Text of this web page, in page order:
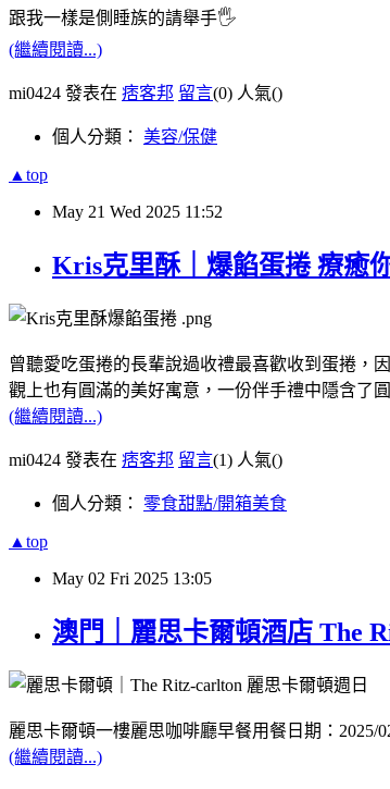
跟我一樣是側睡族的請舉手🖐
(繼續閱讀...)
mi0424 發表在 痞客邦 留言(0) 人氣()
個人分類： 美容/保健
▲top
May 21 Wed 2025 11:52
Kris克里酥｜爆餡蛋捲 療癒
曾聽愛吃蛋捲的長輩說過收禮最喜歡收到蛋捲，
觀上也有圓滿的美好寓意，一份伴手禮中隱含了
(繼續閱讀...)
mi0424 發表在 痞客邦 留言(1) 人氣()
個人分類： 零食甜點/開箱美食
▲top
May 02 Fri 2025 13:05
澳門｜麗思卡爾頓酒店 The
麗思卡爾頓一樓麗思咖啡廳早餐用餐日期：2025/
(繼續閱讀...)